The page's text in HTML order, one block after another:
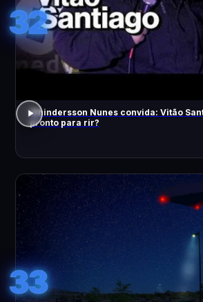
32
Whindersson Nunes convida: Vitão
pronto para rir?
33